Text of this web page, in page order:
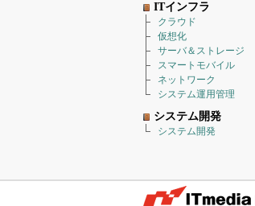
ITインフラ
クラウド
仮想化
サーバ＆ストレージ
スマートモバイル
ネットワーク
システム運用管理
システム開発
システム開発